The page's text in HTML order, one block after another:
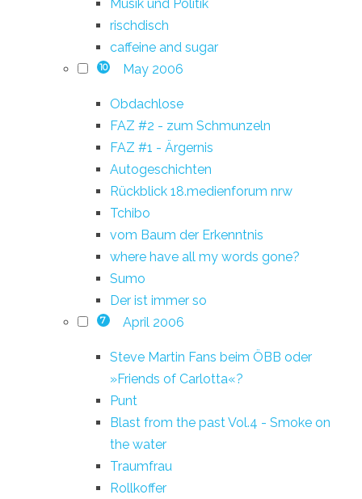
Musik und Politik
rischdisch
caffeine and sugar
10 May 2006
Obdachlose
FAZ #2 - zum Schmunzeln
FAZ #1 - Ärgernis
Autogeschichten
Rückblick 18.medienforum nrw
Tchibo
vom Baum der Erkenntnis
where have all my words gone?
Sumo
Der ist immer so
7 April 2006
Steve Martin Fans beim ÖBB oder
»Friends of Carlotta«?
Punt
Blast from the past Vol.4 - Smoke on
the water
Traumfrau
Rollkoffer